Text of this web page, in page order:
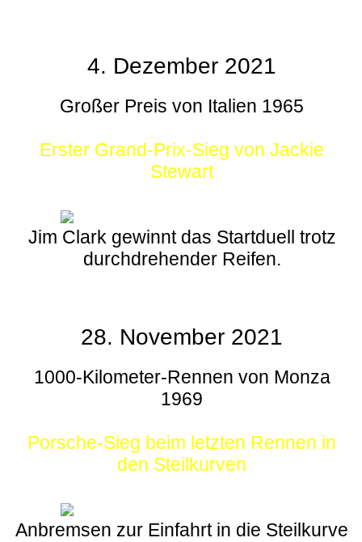
4. Dezember 2021
Großer Preis von Italien 1965
Erster Grand-Prix-Sieg von Jackie
Stewart
Jim Clark gewinnt das Startduell trotz
durchdrehender Reifen.
28. November 2021
1000-Kilometer-Rennen von Monza
1969
Porsche-Sieg beim letzten Rennen in
den Steilkurven
Anbremsen zur Einfahrt in die Steilkurve